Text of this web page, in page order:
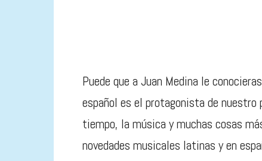
Puede que a Juan Medina le
español es el protagonista de nuestro
tiempo, la música y muchas cosas
novedades musicales latinas y en